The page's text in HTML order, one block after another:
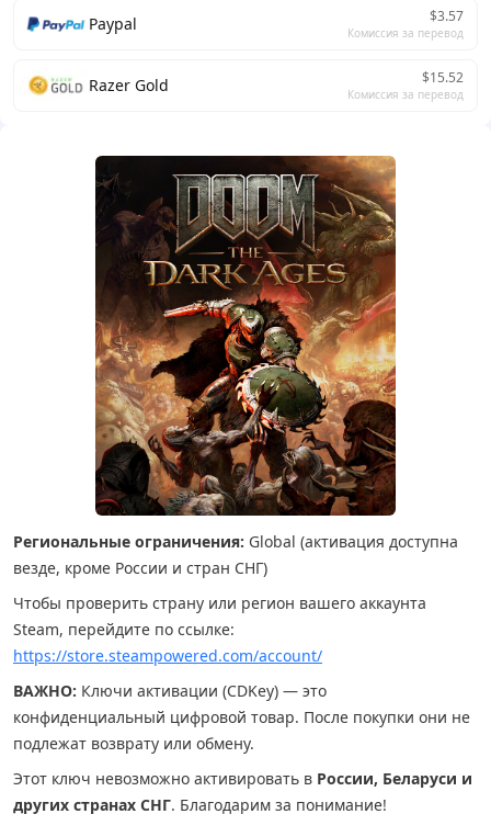
Paypal $3.57
Комиссия за перевод
Razer Gold $15.52
Комиссия за перевод
Региональные ограничения: Global (активация доступна
везде, кроме России и стран СНГ)
Чтобы проверить страну или регион вашего аккаунта
Steam, перейдите по ссылке:
https://store.steampowered.com/account/
ВАЖНО: Ключи активации (CDKey) — это
конфиденциальный цифровой товар. После покупки они не
подлежат возврату или обмену.
Этот ключ невозможно активировать в России, Беларуси и
других странах СНГ. Благодарим за понимание!